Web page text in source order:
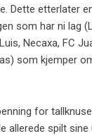
Dette etterlater
som har ni lag
Necaxa, FC
som kjemper
for
allerede spilt